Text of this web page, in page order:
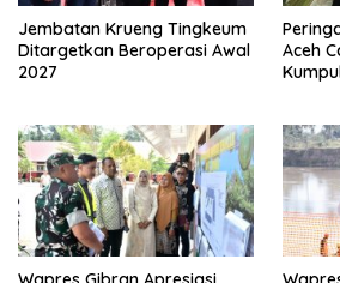
Jembatan Krueng Tingkeum
Ditargetkan Beroperasi Awal
2027
Aceh